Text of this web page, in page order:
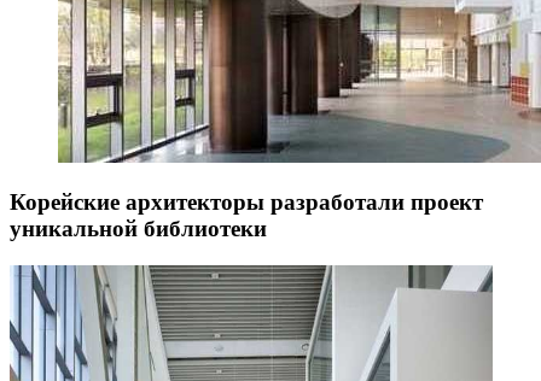
Корейские архитекторы разработали проект
уникальной библиотеки